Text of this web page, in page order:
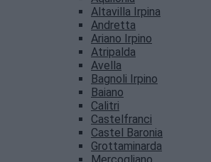
Altavilla Irpina
Andretta
Ariano Irpino
Atripalda
Avella
Bagnoli Irpino
Baiano
Calitri
Castelfranci
Castel Baronia
Grottaminarda